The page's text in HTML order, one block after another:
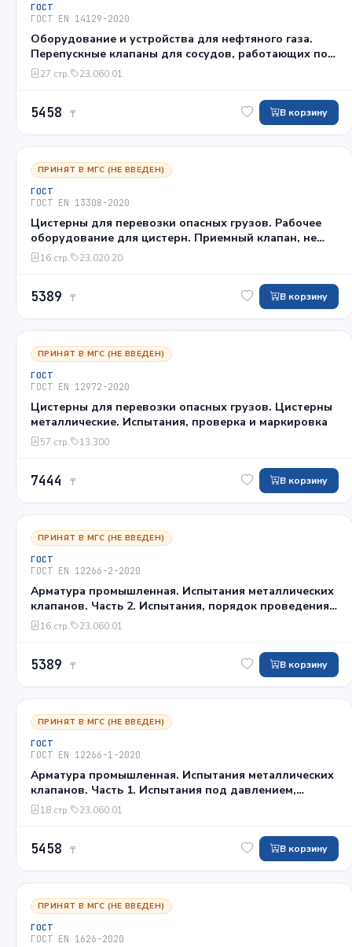
ГОСТ
ГОСТ EN 14129-2020
Оборудование и устройства для нефтяного газа.
Перепускные клапаны для сосудов, работающих под
давлением, для сжиженного нефтяного газа
27 стр. 23.060.01
5458 ₸ В корзину
ПРИНЯТ В МГС (НЕ ВВЕДЕН)
ГОСТ
ГОСТ EN 13308-2020
Цистерны для перевозки опасных грузов. Рабочее
оборудование для цистерн. Приемный клапан, не
сбалансированный по давлению
16 стр. 23.020.20
5389 ₸ В корзину
ПРИНЯТ В МГС (НЕ ВВЕДЕН)
ГОСТ
ГОСТ EN 12972-2020
Цистерны для перевозки опасных грузов. Цистерны
металлические. Испытания, проверка и маркировка
57 стр. 13.300
7444 ₸ В корзину
ПРИНЯТ В МГС (НЕ ВВЕДЕН)
ГОСТ
ГОСТ EN 12266-2-2020
Арматура промышленная. Испытания металлических
клапанов. Часть 2. Испытания, порядок проведения
испытаний и критерии оценки. Дополнительные
требования
16 стр. 23.060.01
5389 ₸ В корзину
ПРИНЯТ В МГС (НЕ ВВЕДЕН)
ГОСТ
ГОСТ EN 12266-1-2020
Арматура промышленная. Испытания металлических
клапанов. Часть 1. Испытания под давлением,
порядок проведения испытаний и критерии оценки.
Обязательные требования
18 стр. 23.060.01
5458 ₸ В корзину
ПРИНЯТ В МГС (НЕ ВВЕДЕН)
ГОСТ
ГОСТ EN 1626-2020